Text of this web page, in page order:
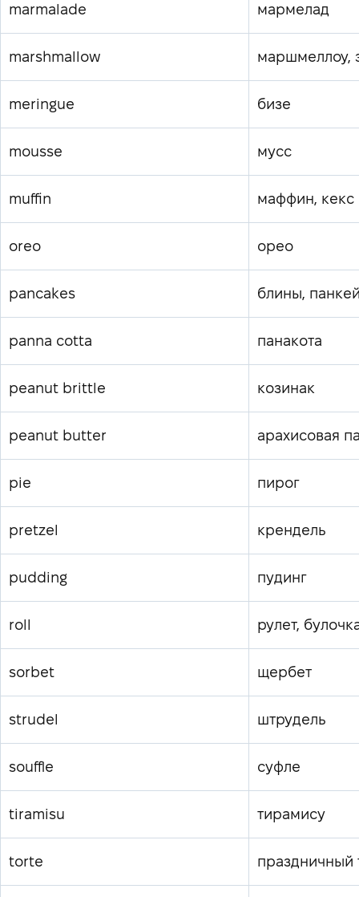
marmalade мармелад
marshmallow маршмеллоу,
meringue бизе
mousse мусс
muffin маффин, кекс
oreo орео
pancakes блины,
panna cotta панакота
peanut brittle козинак
peanut butter арахисовая
pie пирог
pretzel крендель
pudding пудинг
roll рулет,
sorbet щербет
strudel штрудель
souffle суфле
tiramisu тирамису
torte праздничный